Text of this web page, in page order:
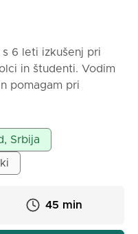
6 leti izkušenj pri
in študenti. Vodim
pomagam pri
Ur so interaktivne in
Srbija
45 min